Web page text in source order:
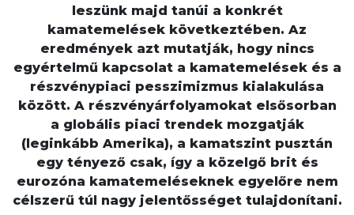
leszünk majd tanúi a konkrét
kamatemelések következtében. Az
eredmények azt mutatják, hogy nincs
egyértelmű kapcsolat a kamatemelések és a
részvénypiaci pesszimizmus kialakulása
között. A részvényárfolyamokat elsősorban
a globális piaci trendek mozgatják
(leginkább Amerika), a kamatszint pusztán
egy tényező csak, így a közelgő brit és
eurozóna kamatemeléseknek egyelőre nem
célszerű túl nagy jelentősséget tulajdonítani.